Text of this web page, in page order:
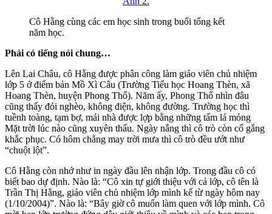
Cô Hằng cùng các em học sinh trong buổi tổng kết
năm học.
Phải có tiếng nói chung…
Lên Lai Châu, cô Hằng được phân công làm giáo viên chủ nhiệm
lớp 5 ở điểm bản Mồ Xì Câu (Trường Tiểu học Hoang Thèn, xã
Hoang Thèn, huyện Phong Thổ). Năm ấy, Phong Thổ nhìn đâu
cũng thấy đói nghèo, không điện, không đường. Trường học thì
tuềnh toàng, tạm bợ, mái nhà được lợp bằng những tấm lá mỏng
Mặt trời lúc nào cũng xuyên thấu. Ngày nắng thì cô trò còn cố gắng
khắc phục. Có hôm chẳng may trời mưa thì cô trò đều ướt như
“chuột lột”.
Cô Hằng còn nhớ như in ngày đầu lên nhận lớp. Trong đầu cô có
biết bao dự định. Nào là: “Cô xin tự giới thiệu với cả lớp, cô tên là
Trần Thị Hằng, giáo viên chủ nhiệm lớp mình kể từ ngày hôm nay
(1/10/2004)”. Nào là: “Bây giờ cô muốn làm quen với lớp mình. Cô